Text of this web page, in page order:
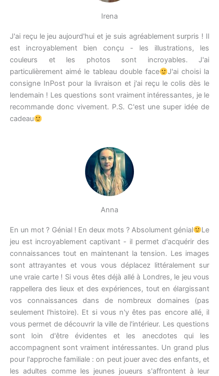
Irena
J'ai reçu le jeu aujourd'hui et je suis agréablement surpris ! Il
est incroyablement bien conçu - les illustrations, les
couleurs et les photos sont incroyables. J'ai
particulièrement aimé le tableau double face
J'ai choisi la
consigne InPost pour la livraison et j'ai reçu le colis dès le
lendemain ! Les questions sont vraiment intéressantes, je le
recommande donc vivement. P.S. C'est une super idée de
cadeau
Anna
En un mot ? Génial ! En deux mots ? Absolument génial
Le
jeu est incroyablement captivant - il permet d'acquérir des
connaissances tout en maintenant la tension. Les images
sont attrayantes et vous vous déplacez littéralement sur
une vraie carte ! Si vous êtes déjà allé à Londres, le jeu vous
rappellera des lieux et des expériences, tout en élargissant
vos connaissances dans de nombreux domaines (pas
seulement l'histoire). Et si vous n'y êtes pas encore allé, il
vous permet de découvrir la ville de l'intérieur. Les questions
sont loin d'être évidentes et les anecdotes qui les
accompagnent sont vraiment intéressantes. Un grand plus
pour l'approche familiale : on peut jouer avec des enfants, et
les adultes comme les jeunes joueurs s'affrontent à leur